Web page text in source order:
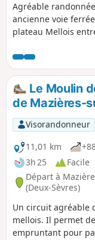
Agréable
ancienne voie
plateau Mellois
permet de
tantôt de bocage,
un patrimoine bâti
Gènebrie, Moulin
hameaux traversés
Le Moulin
de Mazières-
Visorandonneur
11,01 km
3h 25
Facile
Départ à
(Deux-Sèvres)
Un circuit agréable
mellois. Il permet
empruntant pour